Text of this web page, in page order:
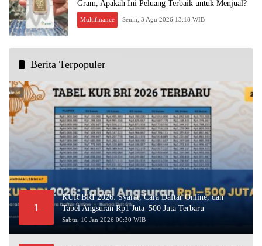
Gram, Apakah Ini Peluang Terbaik untuk Menjual?
Multifinance Senin, 3 Agu 2026 13:18 WIB
Berita Terpopuler
1
KUR BRI 2026: Syarat, Cara Daftar Online, dan
Tabel Angsuran Rp1 Juta–500 Juta Terbaru
Sabtu, 10 Jan 2026 00:30 WIB